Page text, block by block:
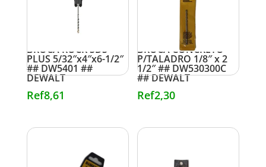
BROCA ROCK SDS
PLUS 5/32″x4″x6-1/2″
## DW5401 ##
DEWALT
Ref8,61
BROCA CONCRETO
P/TALADRO 1/8″ x 2
1/2″ ## DW530300C
## DEWALT
Ref2,30